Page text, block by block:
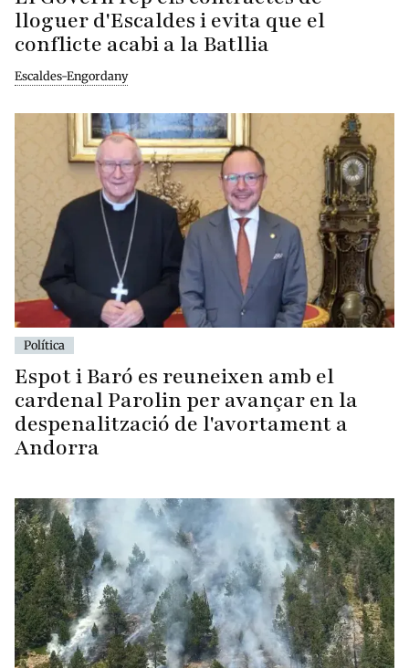
lloguer d'Escaldes i evita que el
conflicte acabi a la Batllia
Escaldes-Engordany
Política
Espot i Baró es reuneixen amb el
cardenal Parolin per avançar en la
despenalització de l'avortament a
Andorra